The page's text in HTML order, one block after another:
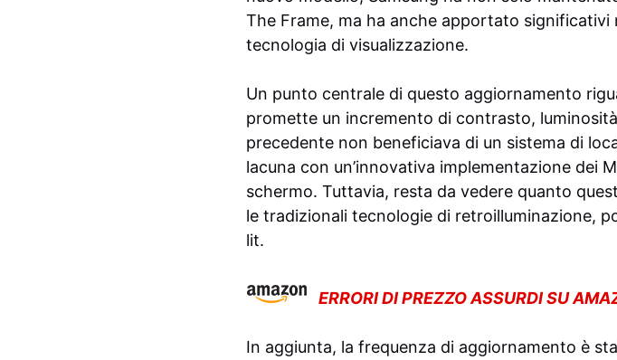
The Frame, ma ha anche apportato significativi
tecnologia di visualizzazione.
Un punto centrale di questo aggiornamento
promette un incremento di contrasto,
precedente non beneficiava di un sistema di
lacuna con un’innovativa implementazione dei
schermo. Tuttavia, resta da vedere quanto
le tradizionali tecnologie di retroilluminazione,
lit.
ERRORI DI PREZZO ASSURDI SU
In aggiunta, la frequenza di aggiornamento è